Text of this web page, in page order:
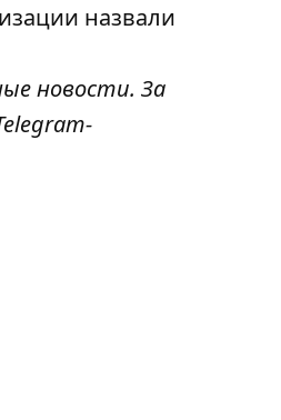
назвали
новости. За